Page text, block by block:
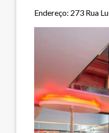
Endereço: 273 Rua